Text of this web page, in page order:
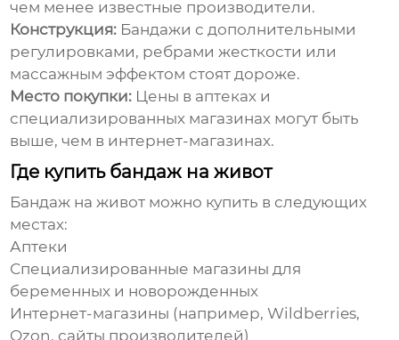
чем менее известные производители.
Конструкция: Бандажи с дополнительными
регулировками, ребрами жесткости или
массажным эффектом стоят дороже.
Место покупки: Цены в аптеках и
специализированных магазинах могут быть
выше, чем в интернет-магазинах.
Где купить бандаж на живот
Бандаж на живот можно купить в следующих
местах:
Аптеки
Специализированные магазины для
беременных и новорожденных
Интернет-магазины (например, Wildberries,
Ozon, сайты производителей)